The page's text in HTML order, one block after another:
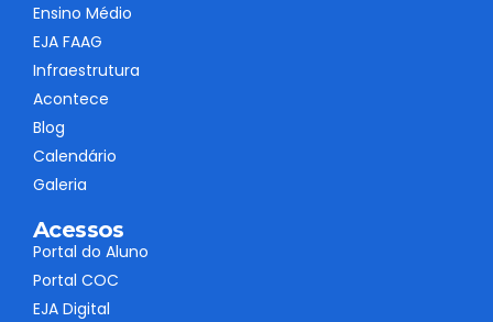
Ensino Médio
EJA FAAG
Infraestrutura
Acontece
Blog
Calendário
Galeria
Acessos
Portal do Aluno
Portal COC
EJA Digital